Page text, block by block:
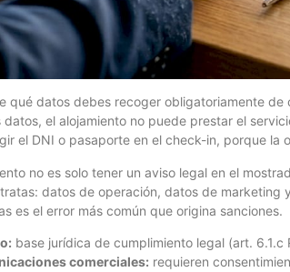
qué datos debes recoger obligatoriamente
el alojamiento no puede prestar el
el DNI o pasaporte en el check-in, porque la
no es solo tener un aviso legal en el
datos de operación, datos de marketing
es el error más común que origina sanciones.
base jurídica de cumplimiento legal (art. 6.1.c
comerciales: requieren